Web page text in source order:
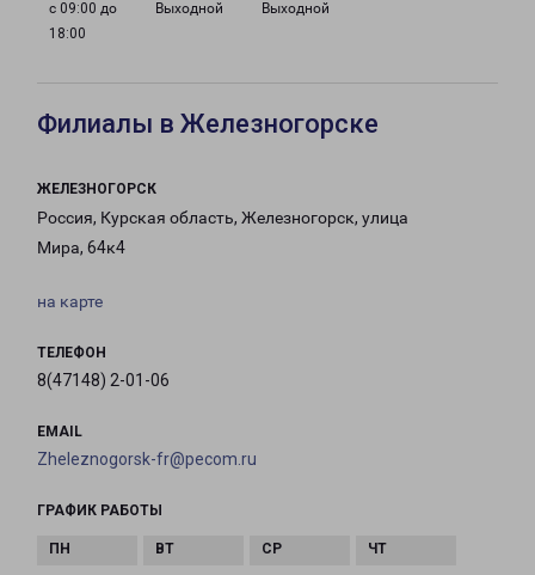
с 09:00 до
18:00
Выходной Выходной
Филиалы в Железногорске
ЖЕЛЕЗНОГОРСК
Россия, Курская область, Железногорск, улица
Мира, 64к4
на карте
ТЕЛЕФОН
8(47148) 2-01-06
EMAIL
Zheleznogorsk-fr@pecom.ru
ГРАФИК РАБОТЫ